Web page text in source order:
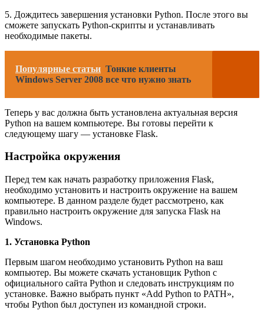
5. Дождитесь завершения установки Python. После этого вы
сможете запускать Python-скрипты и устанавливать
необходимые пакеты.
Популярные статьи Тонкие клиенты
Windows Server 2008 все что нужно знать
Теперь у вас должна быть установлена актуальная версия
Python на вашем компьютере. Вы готовы перейти к
следующему шагу — установке Flask.
Настройка окружения
Перед тем как начать разработку приложения Flask,
необходимо установить и настроить окружение на вашем
компьютере. В данном разделе будет рассмотрено, как
правильно настроить окружение для запуска Flask на
Windows.
1. Установка Python
Первым шагом необходимо установить Python на ваш
компьютер. Вы можете скачать установщик Python с
официального сайта Python и следовать инструкциям по
установке. Важно выбрать пункт «Add Python to PATH»,
чтобы Python был доступен из командной строки.